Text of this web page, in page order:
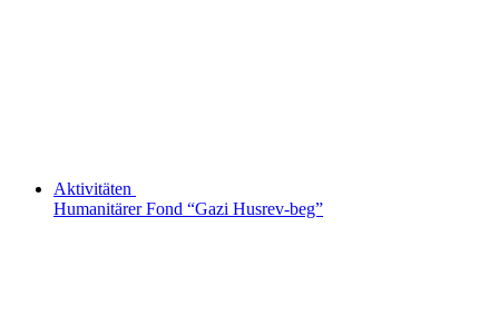
Aktivitäten
Humanitärer Fond “Gazi Husrev-beg”